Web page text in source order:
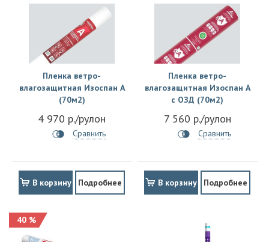
Пленка ветро-
влагозащитная Изоспан A
(70м2)
4 970 р./рулон
Сравнить
В корзину Подробнее
Пленка ветро-
влагозащитная Изоспан A
с ОЗД (70м2)
7 560 р./рулон
Сравнить
В корзину Подробнее
40 %